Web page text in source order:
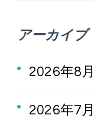
アーカイブ
2026年8月
2026年7月